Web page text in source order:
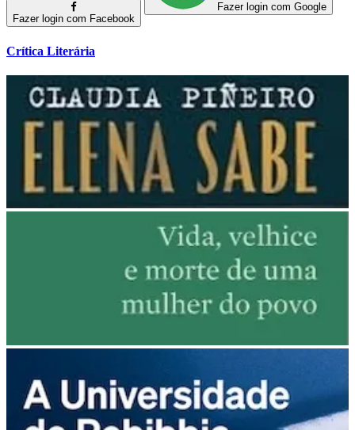
Fazer login com Facebook
Fazer login com Google
Crítica Literária